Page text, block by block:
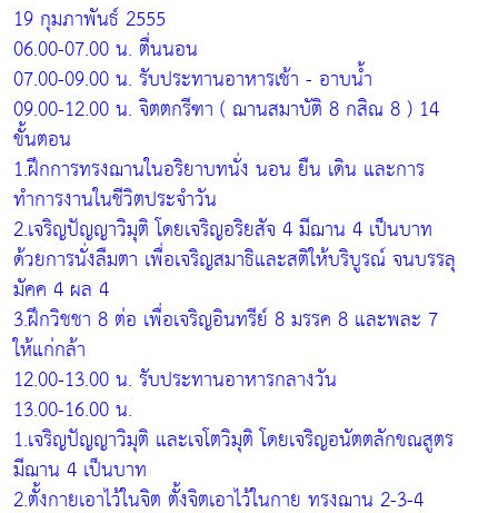
19 กุมภาพันธ์ 2555
06.00-07.00 น. ตื่นนอน
07.00-09.00 น. รับประทานอาหารเช้า - อาบน้ำ
09.00-12.00 น. จิตตกรีฑา ( ฌานสมาบัติ 8 กสิณ 8 ) 14
ขั้นตอน
1.ฝึกการทรงฌานในอริยาบทนั่ง นอน ยืน เดิน และการ
ทำการงานในชีวิตประจำวัน
2.เจริญปัญญาวิมุติ โดยเจริญอริยสัจ 4 มีฌาน 4 เป็นบาท
ด้วยการนั่งลืมตา เพื่อเจริญสมาธิและสติให้บริบูรณ์ จนบรรลุ
มัคค 4 ผล 4
3.ฝึกวิชชา 8 ต่อ เพื่อเจริญอินทรีย์ 8 มรรค 8 และพละ 7
ให้แก่กล้า
12.00-13.00 น. รับประทานอาหารกลางวัน
13.00-16.00 น.
1.เจริญปัญญาวิมุติ และเจโตวิมุติ โดยเจริญอนัตตลักขณสูตร
มีฌาน 4 เป็นบาท
2.ตั้งกายเอาไว้ในจิต ตั้งจิตเอาไว้ในกาย ทรงฌาน 2-3-4